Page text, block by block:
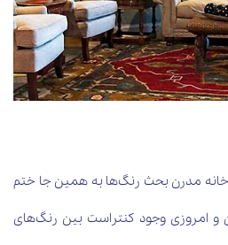
مدرن بحث رنگ‌ها به همین جا ختم
و امروزی وجود کنتراست بین رنگ‌های